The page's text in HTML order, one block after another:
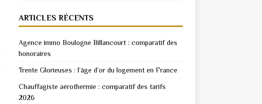
ARTICLES RÉCENTS
Agence immo Boulogne Billancourt : comparatif des
honoraires
Trente Glorieuses : l’âge d’or du logement en France
Chauffagiste aérothermie : comparatif des tarifs
2026